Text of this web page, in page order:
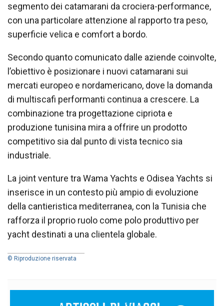
segmento dei catamarani da crociera-performance,
con una particolare attenzione al rapporto tra peso,
superficie velica e comfort a bordo.
Secondo quanto comunicato dalle aziende coinvolte,
l’obiettivo è posizionare i nuovi catamarani sui
mercati europeo e nordamericano, dove la domanda
di multiscafi performanti continua a crescere. La
combinazione tra progettazione cipriota e
produzione tunisina mira a offrire un prodotto
competitivo sia dal punto di vista tecnico sia
industriale.
La joint venture tra Wama Yachts e Odisea Yachts si
inserisce in un contesto più ampio di evoluzione
della cantieristica mediterranea, con la Tunisia che
rafforza il proprio ruolo come polo produttivo per
yacht destinati a una clientela globale.
© Riproduzione riservata